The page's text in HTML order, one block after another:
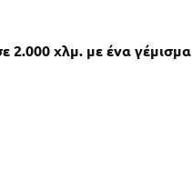
2.000 χλμ. με ένα γέμισμα